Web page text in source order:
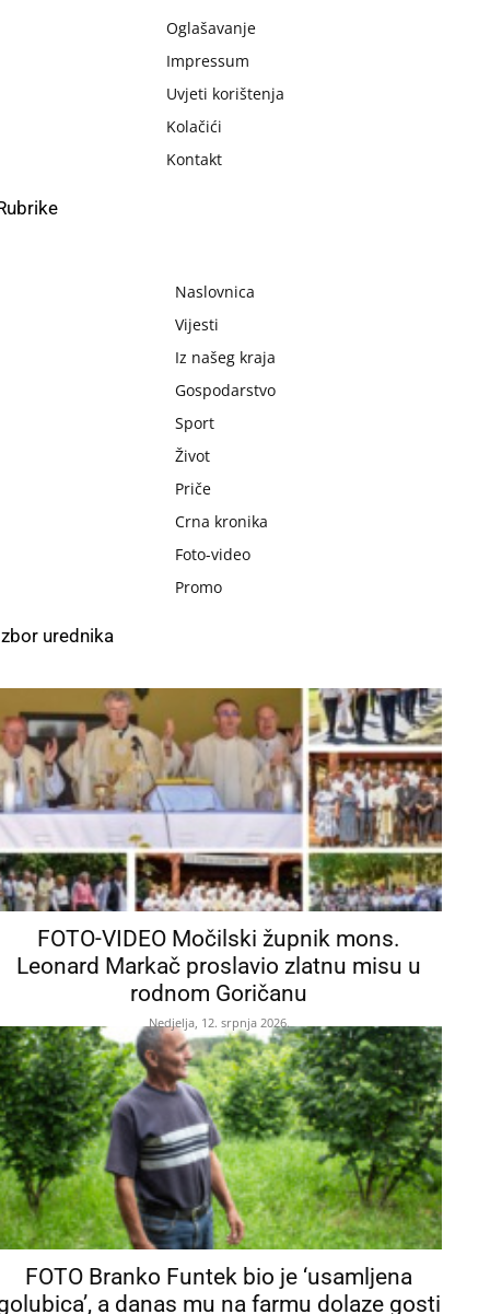
Oglašavanje
Impressum
Uvjeti korištenja
Kolačići
Kontakt
Naslovnica
Vijesti
Iz našeg kraja
Gospodarstvo
Sport
Život
Priče
Crna kronika
Foto-video
Promo
urednika
FOTO-VIDEO Močilski župnik mons.
Leonard Markač proslavio zlatnu misu u
rodnom Goričanu
Nedjelja, 12. srpnja 2026.
FOTO Branko Funtek bio je ‘usamljena
a danas mu na farmu dolaze gosti